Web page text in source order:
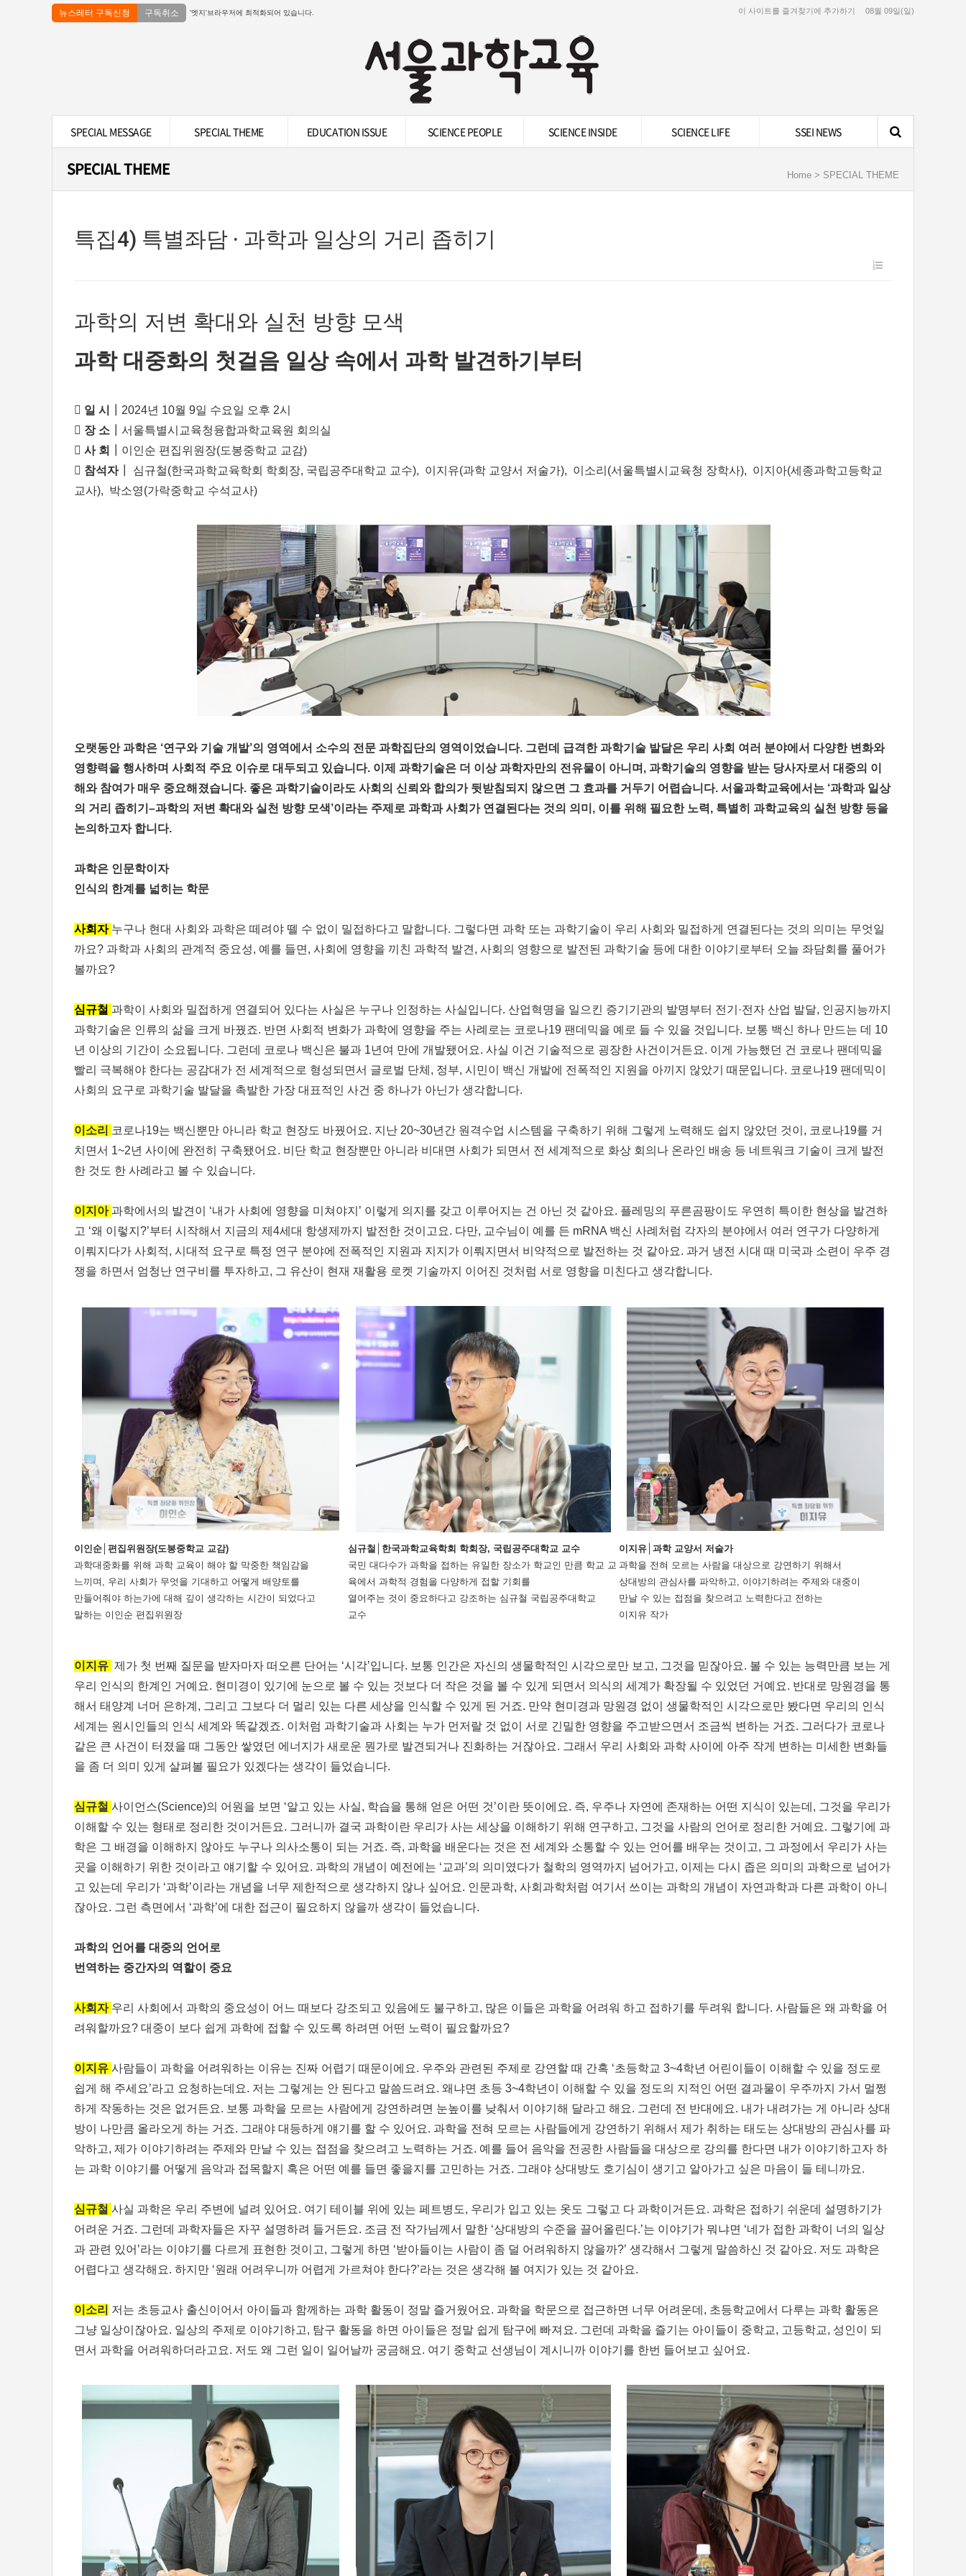
뉴스레터 구독신청 구독취소 '엣지'브라우저에 최적화되어 있습니다. 이 사이트를 즐겨찾기에 추가하기 08월 09일(일)
SPECIAL MESSAGE SPECIAL THEME EDUCATION ISSUE SCIENCE PEOPLE SCIENCE INSIDE SCIENCE LIFE SSEI NEWS
SPECIAL THEME Home > SPECIAL THEME
특집4) 특별좌담 · 과학과 일상의 거리 좁히기
과학의 저변 확대와 실천 방향 모색
과학 대중화의 첫걸음 일상 속에서 과학 발견하기부터
 일 시
┃2024년 10월 9일 수요일 오후 2시
 장 소 ┃서울특별시교육청융합과학교육원 회의실
 사 회
┃이인순 편집위원장(도봉중학교 교감)
 참석자┃ 심규철(한국과학교육학회 학회장, 국립공주대학교 교수), 이지유(과학 교양서 저술가), 이소리(서울특별시교육청 장학사), 이지아(세종과학고등학교
교사), 박소영(가락중학교 수석교사)
오랫동안 과학은 ‘연구와 기술 개발’의 영역에서 소수의 전문 과학집단의 영역이었습니다. 그런데 급격한 과학기술 발달은 우리 사회 여러 분야에서 다양한 변화와
영향력을 행사하며 사회적 주요 이슈로 대두되고 있습니다. 이제 과학기술은 더 이상 과학자만의 전유물이 아니며, 과학기술의 영향을 받는 당사자로서 대중의 이
해와 참여가 매우 중요해졌습니다. 좋은 과학기술이라도 사회의 신뢰와 합의가 뒷받침되지 않으면 그 효과를 거두기 어렵습니다. 서울과학교육에서는 ‘과학과 일상
의 거리 좁히기–과학의 저변 확대와 실천 방향 모색’이라는 주제로 과학과 사회가 연결된다는 것의 의미, 이를 위해 필요한 노력, 특별히 과학교육의 실천 방향 등을
논의하고자 합니다.
과학은 인문학이자
인식의 한계를 넓히는 학문
사회자 누구나 현대 사회와 과학은 떼려야 뗄 수 없이 밀접하다고 말합니다. 그렇다면 과학 또는 과학기술이 우리 사회와 밀접하게 연결된다는 것의 의미는 무엇일
까요? 과학과 사회의 관계적 중요성, 예를 들면, 사회에 영향을 끼친 과학적 발견, 사회의 영향으로 발전된 과학기술 등에 대한 이야기로부터 오늘 좌담회를 풀어가
볼까요?
심규철 과학이 사회와 밀접하게 연결되어 있다는 사실은 누구나 인정하는 사실입니다. 산업혁명을 일으킨 증기기관의 발명부터 전기·전자 산업 발달, 인공지능까지
과학기술은 인류의 삶을 크게 바꿨죠. 반면 사회적 변화가 과학에 영향을 주는 사례로는 코로나19 팬데믹을 예로 들 수 있을 것입니다. 보통 백신 하나 만드는 데 10
년 이상의 기간이 소요됩니다. 그런데 코로나 백신은 불과 1년여 만에 개발됐어요. 사실 이건 기술적으로 굉장한 사건이거든요. 이게 가능했던 건 코로나 팬데믹을
빨리 극복해야 한다는 공감대가 전 세계적으로 형성되면서 글로벌 단체, 정부, 시민이 백신 개발에 전폭적인 지원을 아끼지 않았기 때문입니다. 코로나19 팬데믹이
사회의 요구로 과학기술 발달을 촉발한 가장 대표적인 사건 중 하나가 아닌가 생각합니다.
이소리 코로나19는 백신뿐만 아니라 학교 현장도 바꿨어요. 지난 20~30년간 원격수업 시스템을 구축하기 위해 그렇게 노력해도 쉽지 않았던 것이, 코로나19를 거
치면서 1~2년 사이에 완전히 구축됐어요. 비단 학교 현장뿐만 아니라 비대면 사회가 되면서 전 세계적으로 화상 회의나 온라인 배송 등 네트워크 기술이 크게 발전
한 것도 한 사례라고 볼 수 있습니다.
이지아 과학에서의 발견이 ‘내가 사회에 영향을 미쳐야지’ 이렇게 의지를 갖고 이루어지는 건 아닌 것 같아요. 플레밍의 푸른곰팡이도 우연히 특이한 현상을 발견하
고 ‘왜 이렇지?’부터 시작해서 지금의 제4세대 항생제까지 발전한 것이고요. 다만, 교수님이 예를 든 mRNA 백신 사례처럼 각자의 분야에서 여러 연구가 다양하게
이뤄지다가 사회적, 시대적 요구로 특정 연구 분야에 전폭적인 지원과 지지가 이뤄지면서 비약적으로 발전하는 것 같아요. 과거 냉전 시대 때 미국과 소련이 우주 경
쟁을 하면서 엄청난 연구비를 투자하고, 그 유산이 현재 재활용 로켓 기술까지 이어진 것처럼 서로 영향을 미친다고 생각합니다.
이인순│편집위원장(도봉중학교 교감)
과학대중화를 위해 과학 교육이 해야 할 막중한 책임감을
느끼며, 우리 사회가 무엇을 기대하고 어떻게 배양토를
만들어줘야 하는가에 대해 깊이 생각하는 시간이 되었다고
말하는 이인순 편집위원장
심규철│한국과학교육학회 학회장, 국립공주대학교 교수
국민 대다수가 과학을 접하는 유일한 장소가 학교인 만큼 학교 교
육에서 과학적 경험을 다양하게 접할 기회를
열어주는 것이 중요하다고 강조하는 심규철 국립공주대학교
교수
이지유│과학 교양서 저술가
과학을 전혀 모르는 사람을 대상으로 강연하기 위해서
상대방의 관심사를 파악하고, 이야기하려는 주제와 대중이
만날 수 있는 접점을 찾으려고 노력한다고 전하는
이지유 작가
이지유 제가 첫 번째 질문을 받자마자 떠오른 단어는 ‘시각’입니다. 보통 인간은 자신의 생물학적인 시각으로만 보고, 그것을 믿잖아요. 볼 수 있는 능력만큼 보는 게
우리 인식의 한계인 거예요. 현미경이 있기에 눈으로 볼 수 있는 것보다 더 작은 것을 볼 수 있게 되면서 의식의 세계가 확장될 수 있었던 거예요. 반대로 망원경을 통
해서 태양계 너머 은하계, 그리고 그보다 더 멀리 있는 다른 세상을 인식할 수 있게 된 거죠. 만약 현미경과 망원경 없이 생물학적인 시각으로만 봤다면 우리의 인식
세계는 원시인들의 인식 세계와 똑같겠죠. 이처럼 과학기술과 사회는 누가 먼저랄 것 없이 서로 긴밀한 영향을 주고받으면서 조금씩 변하는 거죠. 그러다가 코로나
같은 큰 사건이 터졌을 때 그동안 쌓였던 에너지가 새로운 뭔가로 발견되거나 진화하는 거잖아요. 그래서 우리 사회와 과학 사이에 아주 작게 변하는 미세한 변화들
을 좀 더 의미 있게 살펴볼 필요가 있겠다는 생각이 들었습니다.
심규철 사이언스(Science)의 어원을 보면 ‘알고 있는 사실, 학습을 통해 얻은 어떤 것’이란 뜻이에요. 즉, 우주나 자연에 존재하는 어떤 지식이 있는데, 그것을 우리가
이해할 수 있는 형태로 정리한 것이거든요. 그러니까 결국 과학이란 우리가 사는 세상을 이해하기 위해 연구하고, 그것을 사람의 언어로 정리한 거예요. 그렇기에 과
학은 그 배경을 이해하지 않아도 누구나 의사소통이 되는 거죠. 즉, 과학을 배운다는 것은 전 세계와 소통할 수 있는 언어를 배우는 것이고, 그 과정에서 우리가 사는
곳을 이해하기 위한 것이라고 얘기할 수 있어요. 과학의 개념이 예전에는 ‘교과’의 의미였다가 철학의 영역까지 넘어가고, 이제는 다시 좁은 의미의 과학으로 넘어가
고 있는데 우리가 ‘과학’이라는 개념을 너무 제한적으로 생각하지 않나 싶어요. 인문과학, 사회과학처럼 여기서 쓰이는 과학의 개념이 자연과학과 다른 과학이 아니
잖아요. 그런 측면에서 ‘과학’에 대한 접근이 필요하지 않을까 생각이 들었습니다.
과학의 언어를 대중의 언어로
번역하는 중간자의 역할이 중요
사회자 우리 사회에서 과학의 중요성이 어느 때보다 강조되고 있음에도 불구하고, 많은 이들은 과학을 어려워 하고 접하기를 두려워 합니다. 사람들은 왜 과학을 어
려워할까요? 대중이 보다 쉽게 과학에 접할 수 있도록 하려면 어떤 노력이 필요할까요?
이지유 사람들이 과학을 어려워하는 이유는 진짜 어렵기 때문이에요. 우주와 관련된 주제로 강연할 때 간혹 ‘초등학교 3~4학년 어린이들이 이해할 수 있을 정도로
쉽게 해 주세요’라고 요청하는데요. 저는 그렇게는 안 된다고 말씀드려요. 왜냐면 초등 3~4학년이 이해할 수 있을 정도의 지적인 어떤 결과물이 우주까지 가서 멀쩡
하게 작동하는 것은 없거든요. 보통 과학을 모르는 사람에게 강연하려면 눈높이를 낮춰서 이야기해 달라고 해요. 그런데 전 반대에요. 내가 내려가는 게 아니라 상대
방이 나만큼 올라오게 하는 거죠. 그래야 대등하게 얘기를 할 수 있어요. 과학을 전혀 모르는 사람들에게 강연하기 위해서 제가 취하는 태도는 상대방의 관심사를 파
악하고, 제가 이야기하려는 주제와 만날 수 있는 접점을 찾으려고 노력하는 거죠. 예를 들어 음악을 전공한 사람들을 대상으로 강의를 한다면 내가 이야기하고자 하
는 과학 이야기를 어떻게 음악과 접목할지 혹은 어떤 예를 들면 좋을지를 고민하는 거죠. 그래야 상대방도 호기심이 생기고 알아가고 싶은 마음이 들 테니까요.
심규철 사실 과학은 우리 주변에 널려 있어요. 여기 테이블 위에 있는 페트병도, 우리가 입고 있는 옷도 그렇고 다 과학이거든요. 과학은 접하기 쉬운데 설명하기가
어려운 거죠. 그런데 과학자들은 자꾸 설명하려 들거든요. 조금 전 작가님께서 말한 ‘상대방의 수준을 끌어올린다.’는 이야기가 뭐냐면 ‘네가 접한 과학이 너의 일상
과 관련 있어’라는 이야기를 다르게 표현한 것이고, 그렇게 하면 ‘받아들이는 사람이 좀 덜 어려워하지 않을까?’ 생각해서 그렇게 말씀하신 것 같아요. 저도 과학은
어렵다고 생각해요. 하지만 ‘원래 어려우니까 어렵게 가르쳐야 한다?’라는 것은 생각해 볼 여지가 있는 것 같아요.
이소리 저는 초등교사 출신이어서 아이들과 함께하는 과학 활동이 정말 즐거웠어요. 과학을 학문으로 접근하면 너무 어려운데, 초등학교에서 다루는 과학 활동은
그냥 일상이잖아요. 일상의 주제로 이야기하고, 탐구 활동을 하면 아이들은 정말 쉽게 탐구에 빠져요. 그런데 과학을 즐기는 아이들이 중학교, 고등학교, 성인이 되
면서 과학을 어려워하더라고요. 저도 왜 그런 일이 일어날까 궁금해요. 여기 중학교 선생님이 계시니까 이야기를 한번 들어보고 싶어요.